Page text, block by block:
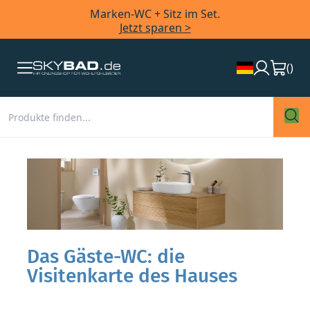
Marken-WC + Sitz im Set.
Jetzt sparen >
()
Das Gäste-WC: die
Visitenkarte des Hauses